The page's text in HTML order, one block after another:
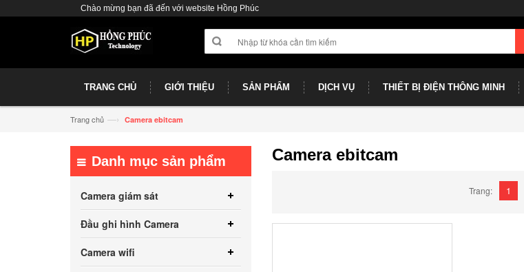
Chào mừng bạn đã đến với website Hồng Phúc
TRANG CHỦ GIỚI THIỆU SẢN PHẨM DỊCH VỤ THIẾT BỊ ĐIỆN THÔNG MINH
Trang chủ —› Camera ebitcam
Camera ebitcam
Trang: 1
Danh mục sản phẩm
Camera giám sát
Đầu ghi hình Camera
Camera wifi